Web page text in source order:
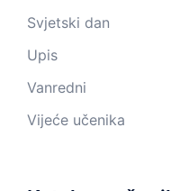
Svjetski dan
Upis
Vanredni
Vijeće učenika